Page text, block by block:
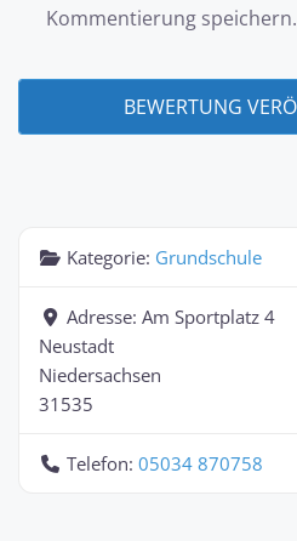
Kommentierung speichern.
Kategorie: Grundschule
Adresse: Am Sportplatz 4
Neustadt
Niedersachsen
31535
Telefon: 05034 870758